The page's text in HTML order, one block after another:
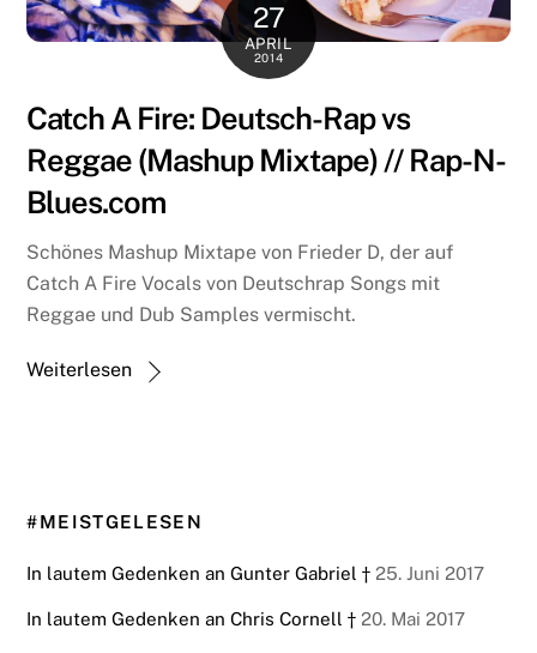
27
APRIL
2014
Catch A Fire: Deutsch-Rap vs
Reggae (Mashup Mixtape) // Rap-N-
Blues.com
Schönes Mashup Mixtape von Frieder D, der auf
Catch A Fire Vocals von Deutschrap Songs mit
Reggae und Dub Samples vermischt.
Weiterlesen
#MEISTGELESEN
In lautem Gedenken an Gunter Gabriel † 25. Juni 2017
In lautem Gedenken an Chris Cornell † 20. Mai 2017